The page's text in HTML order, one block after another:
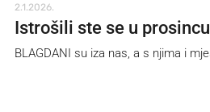
2.1.2026.
Istrošili ste se u
BLAGDANI su iza nas, a s njima i